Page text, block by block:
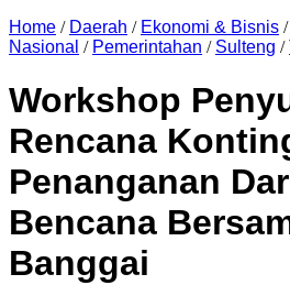
Home / Daerah / Ekonomi & Bisnis /
Nasional / Pemerintahan / Sulteng /
Workshop
Rencana
Penanganan
Bencana
Banggai